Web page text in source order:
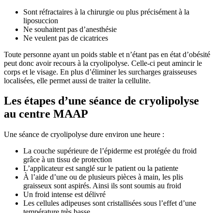
Sont réfractaires à la chirurgie ou plus précisément à la
liposuccion
Ne souhaitent pas d’anesthésie
Ne veulent pas de cicatrices
Toute personne ayant un poids stable et n’étant pas en état d’obésité
peut donc avoir recours à la cryolipolyse. Celle-ci peut amincir le
corps et le visage. En plus d’éliminer les surcharges graisseuses
localisées, elle permet aussi de traiter la cellulite.
Les étapes d’une séance de cryolipolyse
au centre MAAP
Une séance de cryolipolyse dure environ une heure :
La couche supérieure de l’épiderme est protégée du froid
grâce à un tissu de protection
L’applicateur est sanglé sur le patient ou la patiente
À l’aide d’une ou de plusieurs pièces à main, les plis
graisseux sont aspirés. Ainsi ils sont soumis au froid
Un froid intense est délivré
Les cellules adipeuses sont cristallisées sous l’effet d’une